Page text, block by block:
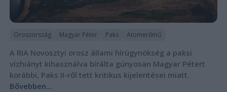
Oroszország Magyar Péter Paks Atomerőmű
A RIA Novosztyi orosz állami hírügynökség a paksi
vízhiányt kihasználva bírálta gúnyosan Magyar Pétert
korábbi, Paks II-ről tett kritikus kijelentései miatt.
Bővebben...